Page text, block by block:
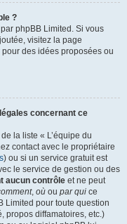
?
phpBB Limited. Si vous
visitez la page
des idées proposées ou
concernant ce
la liste « L’équipe du
contact avec le propriétaire
) ou si un service gratuit est
le service de gestion ou des
aucun contrôle et ne peut
, où ou par qui ce
Limited pour toute question
propos diffamatoires, etc.)